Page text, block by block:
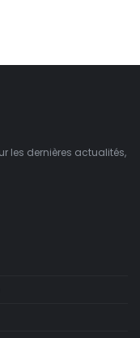
les dernières actualités,